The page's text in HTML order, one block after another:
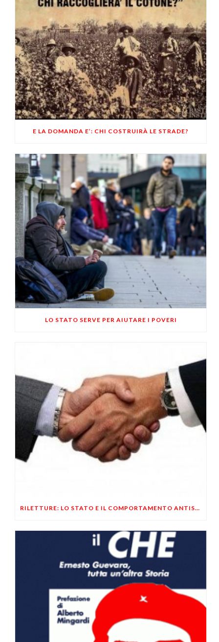
E LA DOMANDA E’: CHI COSTRUIRÀ LE STRADE?
LO STATO SERVE PER AIUTARE I POVERI
RILETTURE: LO STATO E IL COMPORTAMENTO ANTISOCIALE